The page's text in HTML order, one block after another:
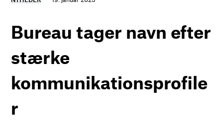
Bureau tager navn efter
stærke
kommunikationsprofile
r